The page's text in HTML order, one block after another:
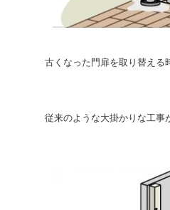
古くなった門扉を取り替える
従来のような大掛かりな工事